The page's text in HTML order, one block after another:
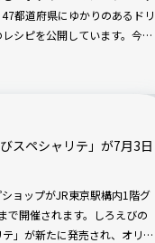
都道府県にゆかりのあるドリ
シピを公開しています。今回
した。
スペシャリテ」が7月3日
ショップがJR東京駅構内1階グ
で開催されます。しろえびの
」が新たに発売され、オリー